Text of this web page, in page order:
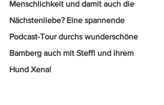
Menschlichkeit und damit auch die
Nächstenliebe? Eine spannende
Podcast-Tour durchs wunderschöne
Bamberg auch mit Steffi und ihrem
Hund Xena!